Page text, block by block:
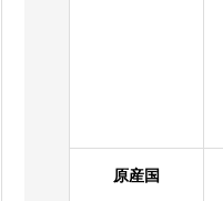
原産国